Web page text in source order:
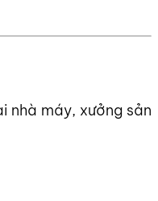
nhà máy, xưởng sản